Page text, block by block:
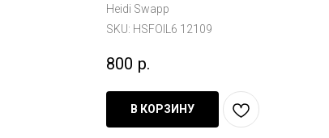
Heidi Swapp
SKU: HSFOIL6 12109
800 р.
В КОРЗИНУ